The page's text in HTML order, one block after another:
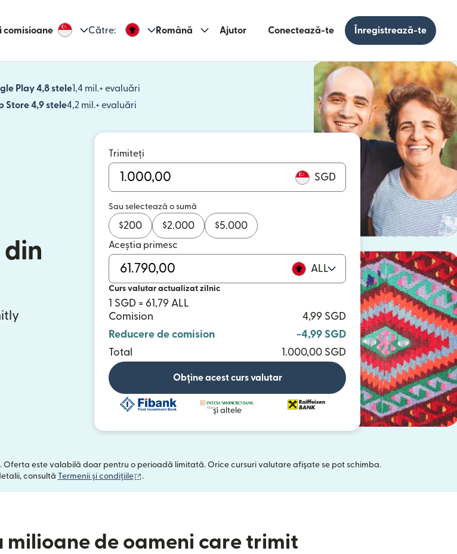
comisioane Către: Română Ajutor Conectează-te Înregistrează-te
Play 4,8 stele1,4 mil.+ evaluări
(se deschide într-o fereastră nouă)
Store 4,9 stele4,2 mil.+ evaluări
(se deschide într-o fereastră nouă)
Trimiteți
SGD
Sau selectează o sumă
$200 $2.000 $5.000
Aceștia primesc
ALL
Curs valutar actualizat zilnic
1 SGD = 61,79 ALL
Comision
4,99 SGD
Reducere de comision
-4,99 SGD
Total
1.000,00 SGD
Obține acest curs valutar
și altele
este valabilă doar pentru o perioadă limitată. Orice cursuri valutare afișate se pot schimba.
consultă Termenii și condițiile (se deschide într-o fereastră nouă)
.
milioane de oameni care trimit